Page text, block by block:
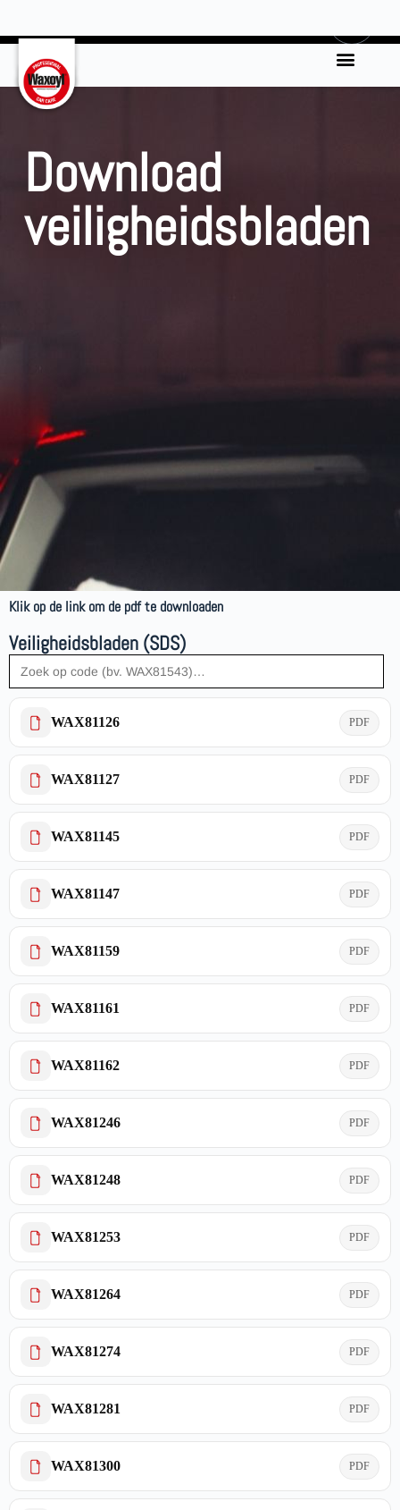
Download
veiligheidsbladen
Klik op de link om de pdf te downloaden
Veiligheidsbladen (SDS)
WAX81126 PDF
WAX81127 PDF
WAX81145 PDF
WAX81147 PDF
WAX81159 PDF
WAX81161 PDF
WAX81162 PDF
WAX81246 PDF
WAX81248 PDF
WAX81253 PDF
WAX81264 PDF
WAX81274 PDF
WAX81281 PDF
WAX81300 PDF